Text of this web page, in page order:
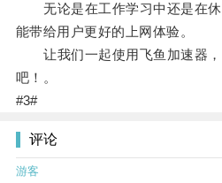
无论是在工作学习中还是在休
能带给用户更好的上网体验。
让我们一起使用飞鱼加速器，
吧！。
#3#
评论
游客